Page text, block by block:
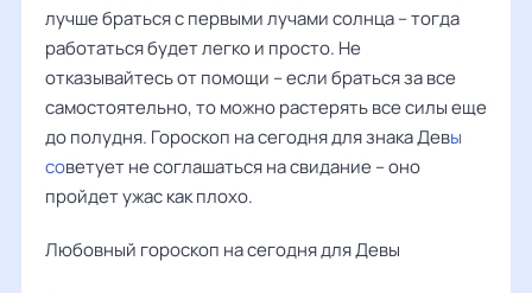
лучше браться с первыми лучами солнца – тогда
работаться будет легко и просто. Не
отказывайтесь от помощи – если браться за все
самостоятельно, то можно растерять все силы еще
до полудня. Гороскоп на сегодня для знака Девы
советует не соглашаться на свидание – оно
пройдет ужас как плохо.
Любовный гороскоп на сегодня для Девы